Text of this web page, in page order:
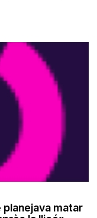
matar